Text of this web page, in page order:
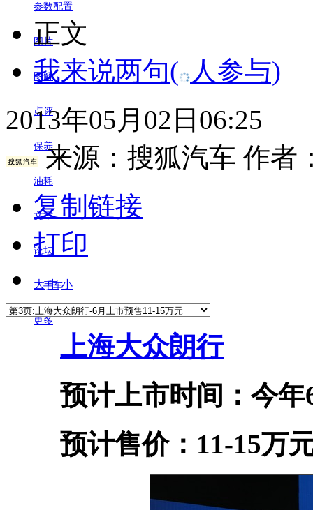
参数配置
图片
图解
点评
保养
油耗
文章
论坛
二手车
更多
正文
我来说两句( 人参与)
2013年05月02日06:25
来源： 搜狐汽车 作者
复制链接
打印
大 中 小
上海大众朗行
预计上市时间：今年
预计售价：11-15万